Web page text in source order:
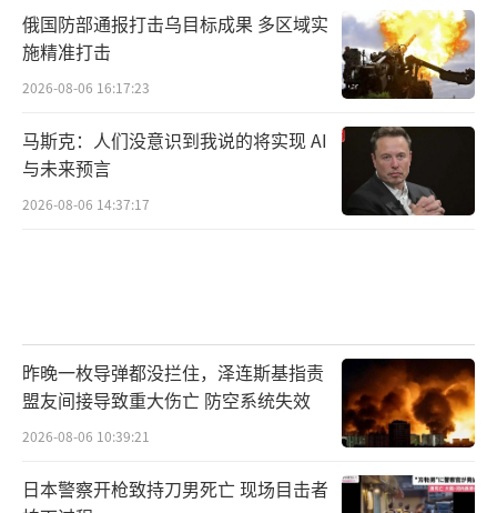
俄国防部通报打击乌目标成果 多区域实
施精准打击
2026-08-06 16:17:23
马斯克：人们没意识到我说的将实现 AI
与未来预言
2026-08-06 14:37:17
昨晚一枚导弹都没拦住，泽连斯基指责
盟友间接导致重大伤亡 防空系统失效
2026-08-06 10:39:21
日本警察开枪致持刀男死亡 现场目击者